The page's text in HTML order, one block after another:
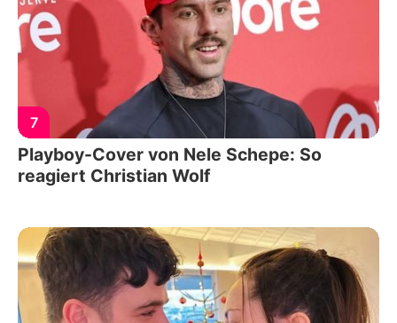
7
Playboy-Cover von Nele Schepe: So
reagiert Christian Wolf